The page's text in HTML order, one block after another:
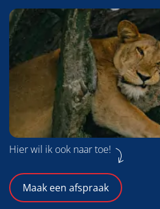
Hier wil ik ook naar toe!
Maak een afspraak